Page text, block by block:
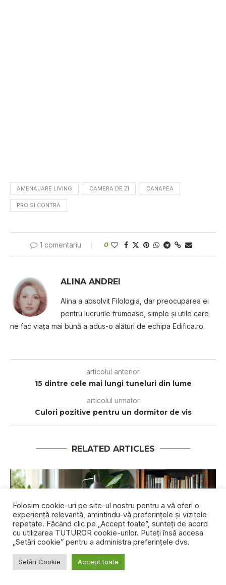
AMENAJARE LIVING CAMERA DE ZI CANAPEA
PRO SI CONTRA
1 comentariu 0
ALINA ANDREI
Alina a absolvit Filologia, dar preocuparea ei
pentru lucrurile frumoase, simple şi utile care
ne fac viaţa mai bună a adus-o alături de echipa Edifica.ro.
articolul anterior
15 dintre cele mai lungi tuneluri din lume
articolul urmator
Culоrі pozitive pentru un dоrmіtоr dе vis
RELATED ARTICLES
Folosim cookie-uri pe site-ul nostru pentru a vă oferi o
experiență relevantă, amintindu-vă preferințele și vizitele
repetate. Făcând clic pe „Accept toate”, sunteți de acord
cu utilizarea TUTUROR cookie-urilor. Puteți însă accesa
„Setări cookie” pentru a administra preferințele dvs.
Setări Cookie Accept toate